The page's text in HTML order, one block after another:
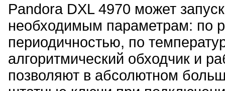
Pandora DXL 4970 может
необходимым параметрам: по
периодичностью, по
алгоритмический обходчик и
позволяют в абсолютном